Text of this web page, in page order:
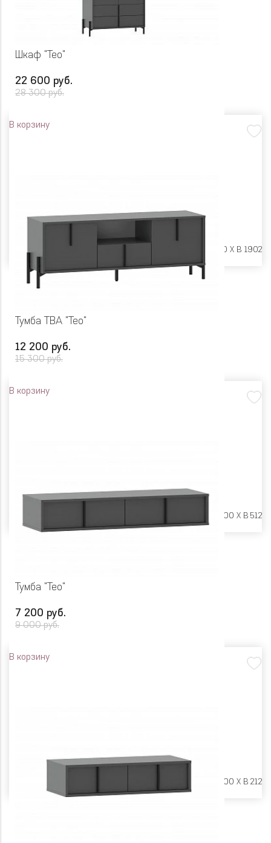
Шкаф "Тео"
22 600 руб.
28 300 руб.
В корзину
Ш 950 X Г 520 X В 1902
Тумба ТВА "Тео"
12 200 руб.
15 300 руб.
В корзину
Ш 1400 X Г 400 X В 512
Тумба "Тео"
7 200 руб.
9 000 руб.
В корзину
Ш 1200 X Г 400 X В 212